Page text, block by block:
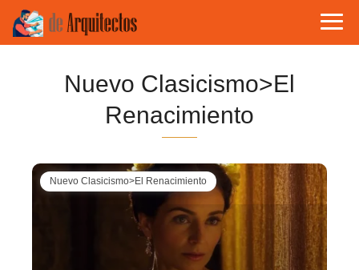
Nuevo Clasicismo>El
Renacimiento
Nuevo Clasicismo>El Renacimiento